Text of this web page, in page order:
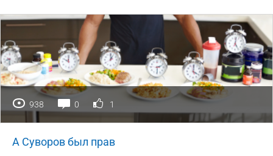
938 0 1
А Суворов был прав